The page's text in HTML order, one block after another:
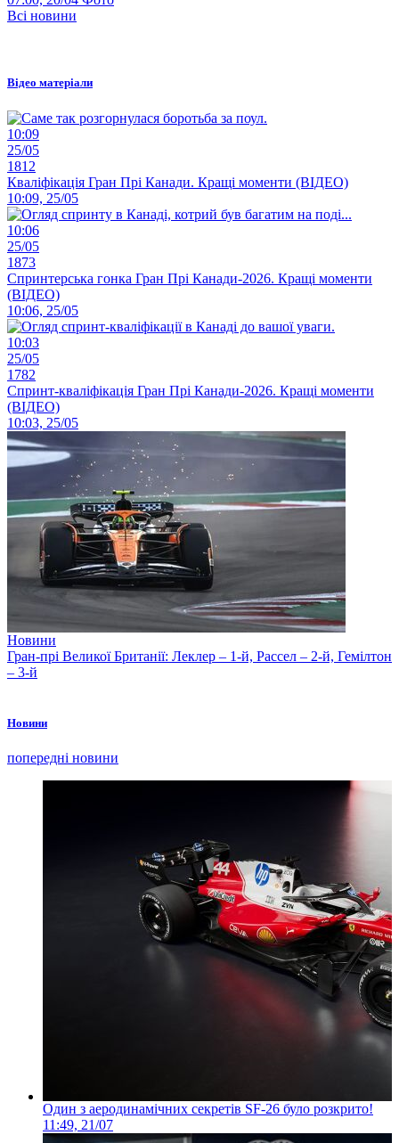
Всі новини
Відео матеріали
10:09
25/05
1812
Кваліфікація Гран Прі Канади. Кращі моменти (ВІДЕО)
10:09, 25/05
10:06
25/05
1873
Спринтерська гонка Гран Прі Канади-2026. Кращі моменти
(ВІДЕО)
10:06, 25/05
10:03
25/05
1782
Спринт-кваліфікація Гран Прі Канади-2026. Кращі моменти
(ВІДЕО)
10:03, 25/05
Новини
Гран-прі Великої Британії: Леклер – 1-й, Рассел – 2-й, Гемілтон
– 3-й
Новини
попередні новини
Один з аеродинамічних секретів SF-26 було розкрито!
11:49, 21/07